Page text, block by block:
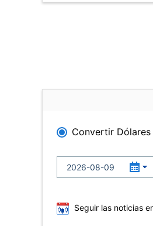
Convertir Dólares
Seguir las noticias